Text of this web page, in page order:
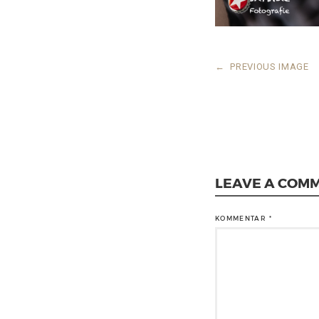
← PREVIOUS IMAGE
LEAVE A
KOMMENTAR *